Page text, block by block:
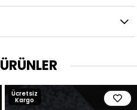
Ücretsiz
Kargo